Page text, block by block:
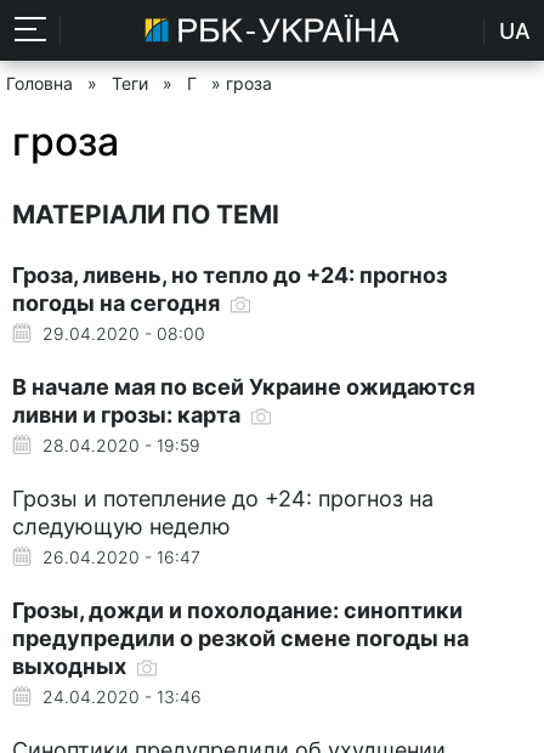
UA
Головна » Теги » Г » гроза
гроза
МАТЕРІАЛИ ПО ТЕМІ
Гроза, ливень, но тепло до +24: прогноз
погоды на сегодня
29.04.2020 - 08:00
В начале мая по всей Украине ожидаются
ливни и грозы: карта
28.04.2020 - 19:59
Грозы и потепление до +24: прогноз на
следующую неделю
26.04.2020 - 16:47
Грозы, дожди и похолодание: синоптики
предупредили о резкой смене погоды на
выходных
24.04.2020 - 13:46